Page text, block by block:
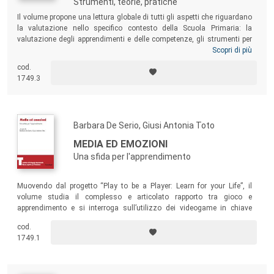
Il volume propone una lettura globale di tutti gli aspetti che riguardano
la valutazione nello specifico contesto della Scuola Primaria: la
valutazione degli apprendimenti e delle competenze, gli strumenti per
documentare, la valutazione d’istituto, il quadro normativo vigente, la
operano a vario titolo nella Scuola Primaria: dirigenti scolastici,
insegnanti, formatori, futuri docenti attualmente in formazione,
Scopri di più
cod.
1749.3
Barbara De Serio, Giusi Antonia Toto
MEDIA ED EMOZIONI
Una sfida per l'apprendimento
Muovendo dal progetto “Play to be a Player: Learn for your Life”, il
volume studia il complesso e articolato rapporto tra gioco e
apprendimento e si interroga sull’utilizzo dei videogame in chiave
che la motivazione riveste nel processo di apprendimento individuale,
e quindi il livello di consapevolezza emotiva maturato dai bambini che
cod.
1749.1